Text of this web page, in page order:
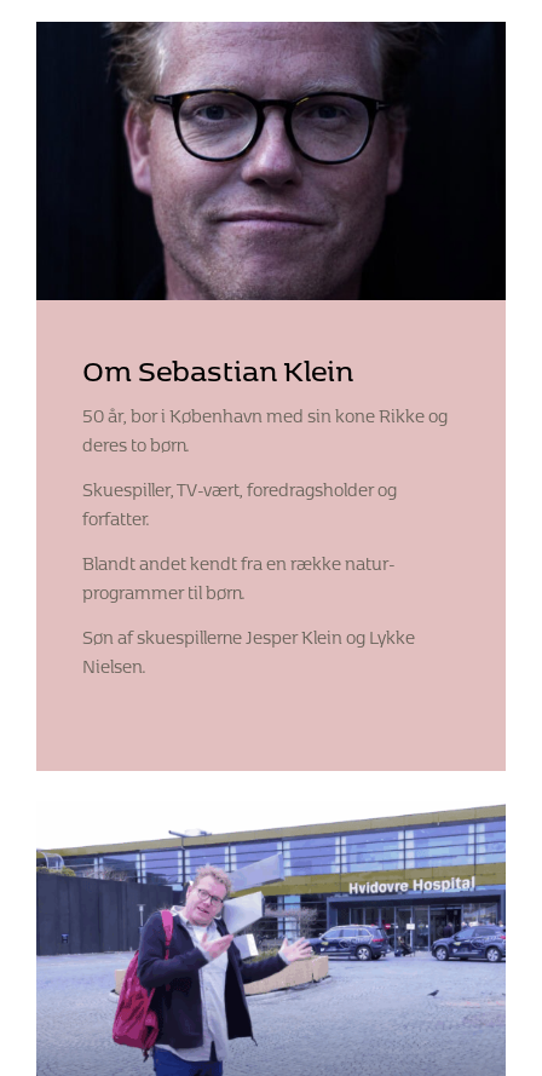
Om Sebastian Klein
50 år, bor i København med sin kone Rikke og
deres to børn.
Skuespiller, TV-vært, foredragsholder og
forfatter.
Blandt andet kendt fra en række natur-
programmer til børn.
Søn af skuespillerne Jesper Klein og Lykke
Nielsen.